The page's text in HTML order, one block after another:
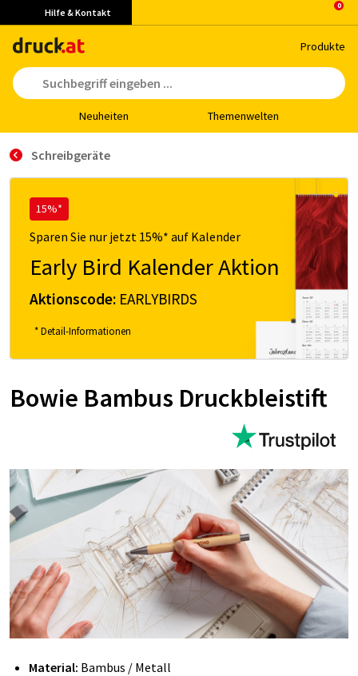
Hilfe & Kontakt
Pro­duk­te
Neu­hei­ten The­men­wel­ten
Schreibgeräte
15%*
Sparen Sie nur jetzt 15%* auf Kalender
Early Bird Kalender Aktion
Aktionscode: EARLYBIRDS
* Detail-Informationen
Bowie Bambus Druckbleistift
Material: Bambus / Metall